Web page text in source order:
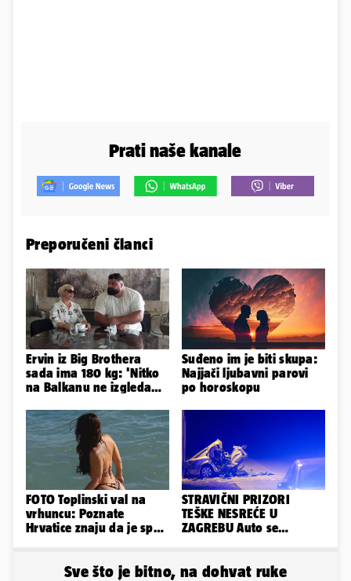
Prati naše kanale
Preporučeni članci
Ervin iz Big Brothera
sada ima 180 kg: 'Nitko
na Balkanu ne izgleda
Suđeno im je biti skupa:
Najjači ljubavni parovi
po horoskopu
FOTO Toplinski val na
vrhuncu: Poznate
Hrvatice znaju da je spas
STRAVIČNI PRIZORI
TEŠKE NESREĆE U
ZAGREBU Auto se
Sve što je bitno, na dohvat ruke